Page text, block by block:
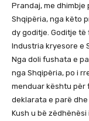
Prandaj, me dhimbje
Shqipëria, nga këto
dy goditje. Goditje të
Industria kryesore e
Nga doli fushata e
nga Shqipëria, po i
menduar kështu për
deklarata e parë dhe
Kush u bë